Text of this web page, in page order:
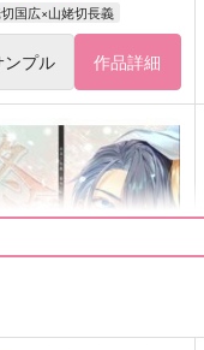
国広×山姥切長義
ンプル 作品詳細